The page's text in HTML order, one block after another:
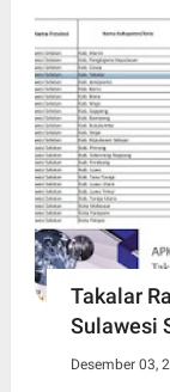
Takalar
Sulawesi
Desember 03,